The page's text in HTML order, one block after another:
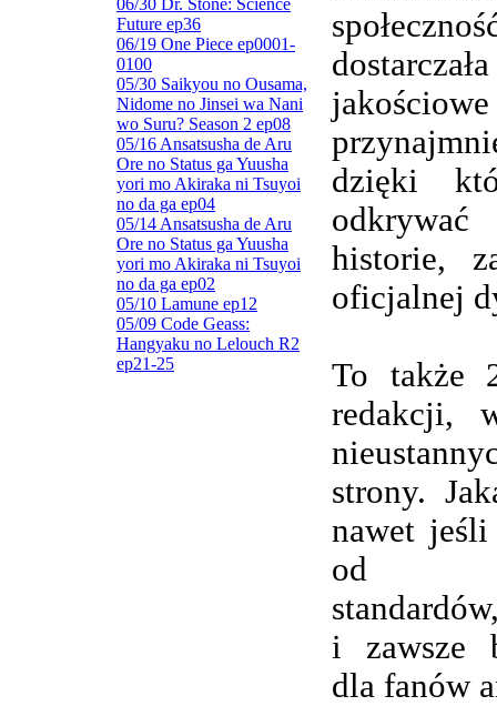
06/30 Dr. Stone: Science
Future ep36
06/19 One Piece ep0001-
0100
05/30 Saikyou no Ousama,
Nidome no Jinsei wa Nani
wo Suru? Season 2 ep08
05/16 Ansatsusha de Aru
Ore no Status ga Yuusha
yori mo Akiraka ni Tsuyoi
no da ga ep04
05/14 Ansatsusha de Aru
Ore no Status ga Yuusha
yori mo Akiraka ni Tsuyoi
no da ga ep02
05/10 Lamune ep12
05/09 Code Geass:
Hangyaku no Lelouch R2
ep21-25
dzięki
historie,
oficjalnej
To także
redakcji,
strony.
nawet
od
i zawsze
dla fanów